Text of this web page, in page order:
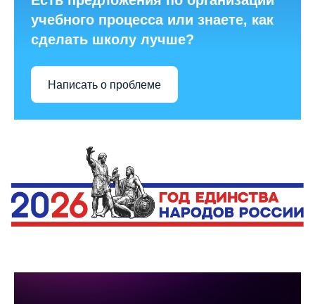
учебного процесса или знаете, как
сделать школу лучше?
Написать о проблеме